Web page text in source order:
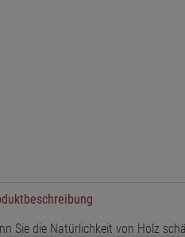
Sie die Natürlichkeit von Holz